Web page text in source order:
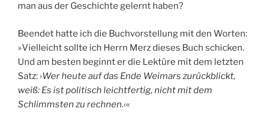
man aus der Geschichte gelernt haben?
Beendet hatte ich die Buchvorstellung mit den Worten:
»Vielleicht sollte ich Herrn Merz dieses Buch schicken.
Und am besten beginnt er die Lektüre mit dem letzten
Satz:›Wer heute auf das Ende Weimars zurückblickt,
weiß: Es ist politisch leichtfertig, nicht mit dem
Schlimmsten zu rechnen.‹«